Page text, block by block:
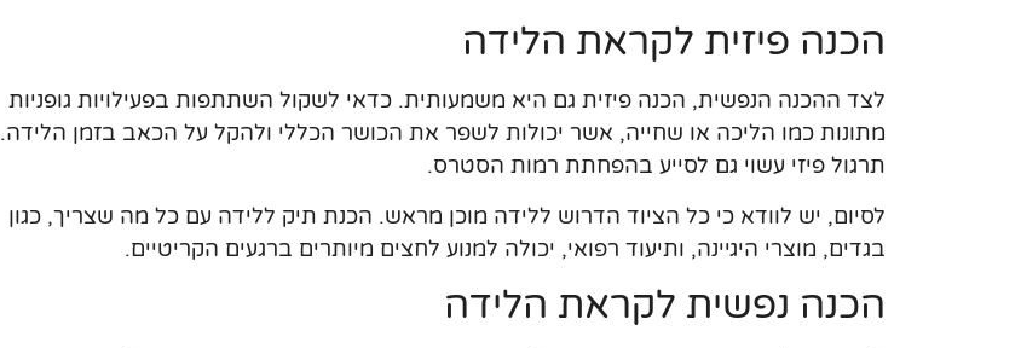
הכנה פיזית לקראת הלידה
לצד ההכנה הנפשית, הכנה פיזית גם היא משמעותית. כדאי לשקול השתתפות בפעילויות גופניות
מתונות כמו הליכה או שחייה, אשר יכולות לשפר את הכושר הכללי ולהקל על הכאב בזמן הלידה.
תרגול פיזי עשוי גם לסייע בהפחתת רמות הסטרס.
לסיום, יש לוודא כי כל הציוד הדרוש ללידה מוכן מראש. הכנת תיק ללידה עם כל מה שצריך, כגון
בגדים, מוצרי היגיינה, ותיעוד רפואי, יכולה למנוע לחצים מיותרים ברגעים הקריטיים.
הכנה נפשית לקראת הלידה